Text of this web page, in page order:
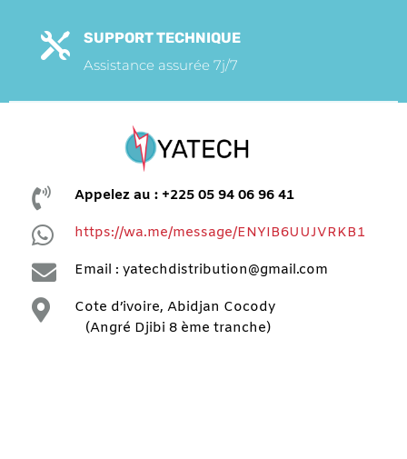

SUPPORT TECHNIQUE
Assistance assurée 7j/7
 Appelez au : +225 05 94 06 96 41
 https://wa.me/message/ENYIB6UUJVRKB1
 Email : yatechdistribution@gmail.com

Cote d’ivoire, Abidjan Cocody
(Angré Djibi 8 ème tranche)